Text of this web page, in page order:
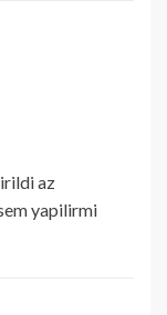
az
yapilirmi